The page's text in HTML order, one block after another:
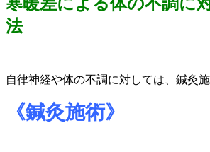
法
自律神経や体の不調に対しては、鍼灸施
《鍼灸施術》